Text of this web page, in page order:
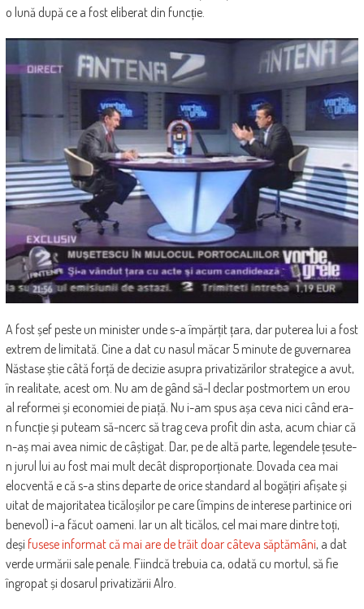
o lună după ce a fost eliberat din funcție.
A fost șef peste un minister unde s-a împărțit țara, dar puterea lui a fost
extrem de limitată. Cine a dat cu nasul măcar 5 minute de guvernarea
Năstase știe câtă forță de decizie asupra privatizărilor strategice a avut,
în realitate, acest om. Nu am de gând să-l declar postmortem un erou
al reformei și economiei de piață. Nu i-am spus așa ceva nici când era-
n funcție și puteam să-ncerc să trag ceva profit din asta, acum chiar că
n-aș mai avea nimic de câștigat. Dar, pe de altă parte, legendele țesute-
n jurul lui au fost mai mult decât disproporționate. Dovada cea mai
elocventă e că s-a stins departe de orice standard al bogățiri afișate și
uitat de majoritatea ticăloșilor pe care (împins de interese partinice ori
benevol) i-a făcut oameni. Iar un alt ticălos, cel mai mare dintre toți,
deși fusese informat că mai are de trăit doar câteva săptămâni, a dat
verde urmării sale penale. Fiindcă trebuia ca, odată cu mortul, să fie
îngropat și dosarul privatizării Alro.